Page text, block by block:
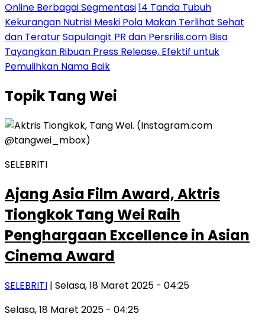
Online Berbagai Segmentasi14 Tanda Tubuh
Kekurangan Nutrisi Meski Pola Makan Terlihat Sehat
dan TeraturSapulangit PR dan Persrilis.com Bisa
Tayangkan Ribuan Press Release, Efektif untuk
Pemulihkan Nama Baik
TopikTang Wei
SELEBRITI
Ajang Asia Film Award, Aktris
Tiongkok Tang Wei Raih
Penghargaan Excellence in Asian
Cinema Award
SELEBRITI | Selasa, 18 Maret 2025 - 04:25
Selasa, 18 Maret 2025 - 04:25